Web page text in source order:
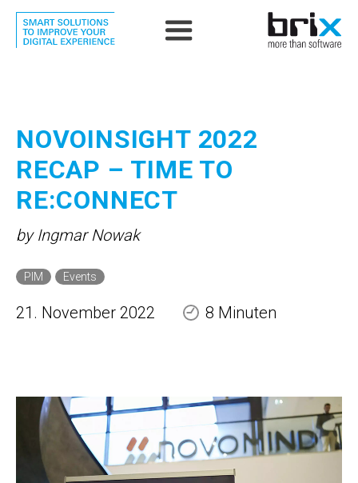
NOVOINSIGHT 2022
RECAP – TIME TO
RE:CONNECT
by Ingmar Nowak
PIM Events
21. November 2022 8 Minuten